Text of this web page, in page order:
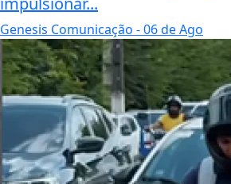
Genesis Comunicação - 06 de Ago